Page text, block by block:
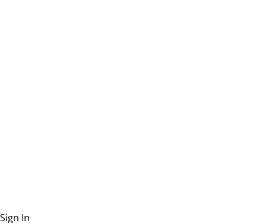
Sign In